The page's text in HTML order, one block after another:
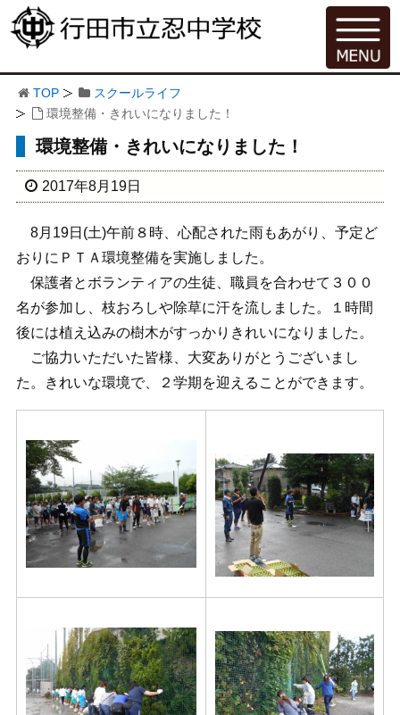
TOP
スクールライフ
環境整備・きれいになりました！
環境整備・きれいになりました！
2017年8月19日
8月19日(土)午前８時、心配された雨もあがり、予定ど
おりにＰＴＡ環境整備を実施しました。
保護者とボランティアの生徒、職員を合わせて３００
名が参加し、枝おろしや除草に汗を流しました。１時間
後には植え込みの樹木がすっかりきれいになりました。
ご協力いただいた皆様、大変ありがとうございまし
た。きれいな環境で、２学期を迎えることができます。